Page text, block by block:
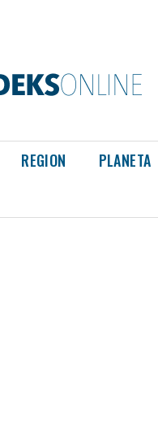
REGION PLANETA